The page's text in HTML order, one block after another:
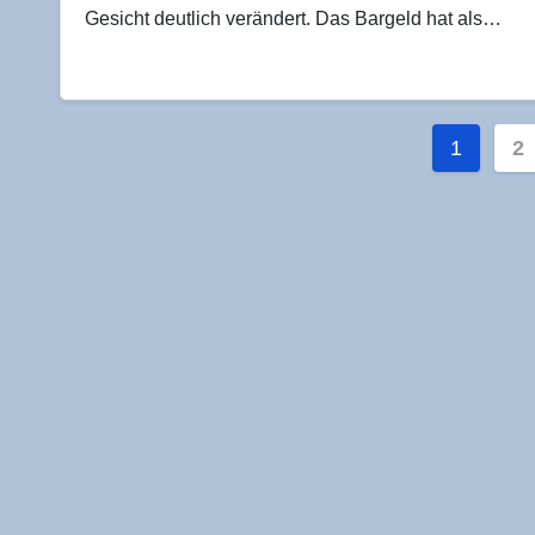
Gesicht deutlich verändert. Das Bargeld hat als…
der
1 2